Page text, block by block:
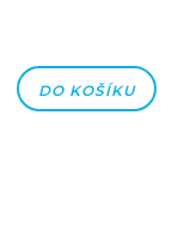
DO KOŠÍKU